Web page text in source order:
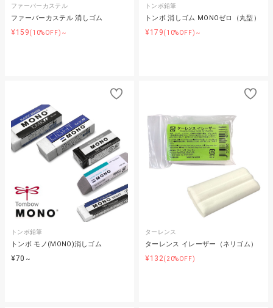
ファーバーカステル
ファーバーカステル 消しゴム
¥159(10%OFF)～
トンボ鉛筆
トンボ 消しゴム MONOゼロ（丸型）
¥179(10%OFF)～
トンボ鉛筆
トンボ モノ(MONO)消しゴム
¥70 ～
ターレンス
ターレンス イレーザー（ネリゴム）
¥132(20%OFF)